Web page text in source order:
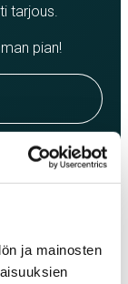
ja mainosten
tarjous.
pian!